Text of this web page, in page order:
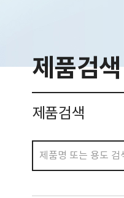
제품검색
제품검색